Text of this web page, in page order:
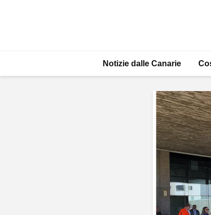
Notizie dalle Canarie